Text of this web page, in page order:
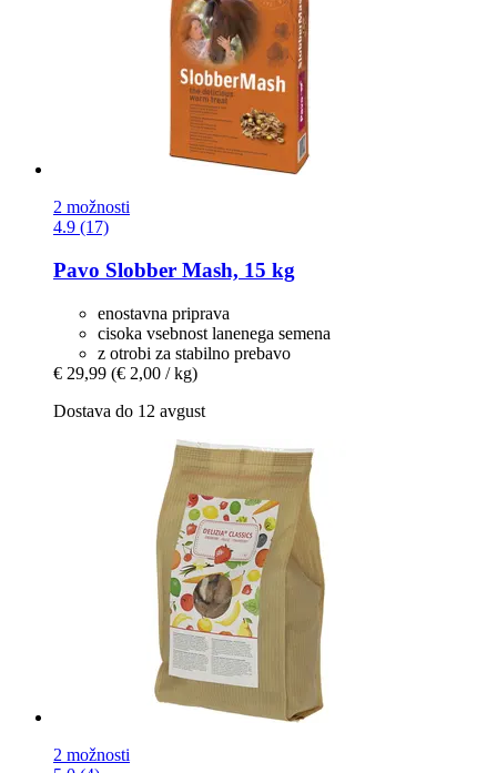
2 možnosti
4.9 (17)
Pavo Slobber Mash, 15 kg
enostavna priprava
cisoka vsebnost lanenega semena
z otrobi za stabilno prebavo
€ 29,99 (€ 2,00 / kg)
Dostava do 12 avgust
2 možnosti